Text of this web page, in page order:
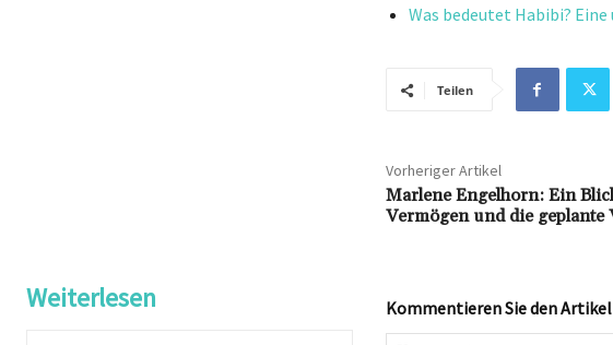
Was bedeutet Habibi?
Teilen
Vorheriger Artikel
Marlene Engelhorn: Ein
Vermögen und die geplante
Weiterlesen Kommentieren Sie den Artikel